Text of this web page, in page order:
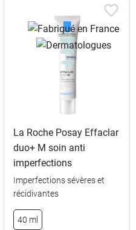
La Roche Posay Effaclar
duo+ M soin anti
imperfections
Imperfections sévères et
récidivantes
40 ml